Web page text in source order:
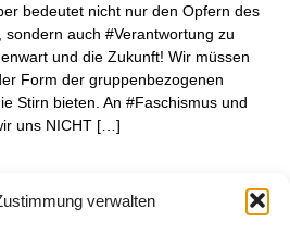
verwalten
bedeutet nicht nur den Opfern des
auch #Verantwortung zu
und die Zukunft! Wir müssen
Form der gruppenbezogenen
Stirn bieten. An #Faschismus und
uns NICHT […]